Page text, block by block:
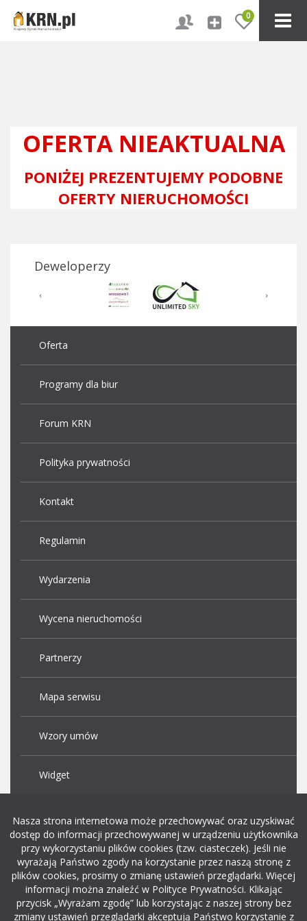
0
OFERTA NIEAKTUALNA
PONIŻEJ PREZENTUJEMY PODOBNE
OFERTY NIERUCHOMOŚCI
Deweloperzy
Oferta
Programy dla biur
Forum KRN
Polityka prywatności
Kontakt
Regulamin
Wydarzenia
Wycena nieruchomości
Partnerzy
Mapa serwisu
Wzory umów
Widget
Dodaj ogłoszenie o pracę
rekrutacja w it
Nasza strona internetowa może przechowywać oraz uzyskiwać
dostęp do informacji przechowywanej w urządzeniu użytkownika
przy wykorzystaniu plików cookies (tzw. ciasteczek). Jeśli nie
wyrażają Państwo zgody na korzystanie przez naszą stronę z
plików cookies, prosimy o zmianę ustawień przeglądarki. Więcej
informacji można znaleźć w Polityce Prywatności. Klikając
przycisk „Wyrażam zgodę” lub korzystając z naszej strony bez
zmiany ustawień przeglądarki akceptują Państwo korzystanie z